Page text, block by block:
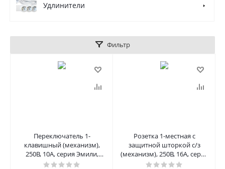
Удлинители
Фильтр
Переключатель 1-
клавишный (механизм),
250В, 10A, серия Эмили,
RSW10-5105-10, платиново-
Розетка 1-местная с
защитной шторкой с/з
(механизм), 250В, 16А, серия
Эмили, RST16-5110-10,